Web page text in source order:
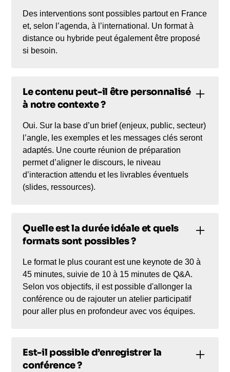
Des interventions sont possibles partout en France
et, selon l’agenda, à l’international. Un format à
distance ou hybride peut également être proposé
si besoin.
Le contenu peut-il être personnalisé
à notre contexte ?
Oui. Sur la base d’un brief (enjeux, public, secteur)
l’angle, les exemples et les messages clés seront
adaptés. Une courte réunion de préparation
permet d’aligner le discours, le niveau
d’interaction attendu et les livrables éventuels
(slides, ressources).
Quelle est la durée idéale et quels
formats sont possibles ?
Le format le plus courant est une keynote de 30 à
45 minutes, suivie de 10 à 15 minutes de Q&A.
Selon vos objectifs, il est possible d'allonger la
conférence ou de rajouter un atelier participatif
pour aller plus en profondeur avec vos équipes.
Est-il possible d’enregistrer la
conférence ?